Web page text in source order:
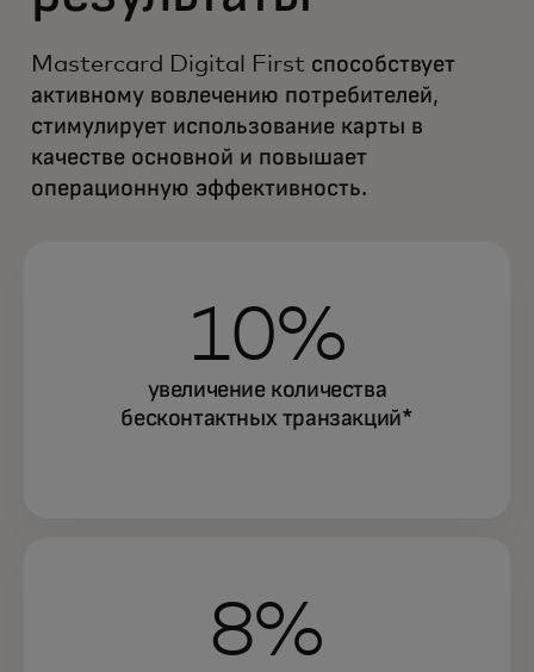
Mastercard Digital First способствует
активному вовлечению потребителей,
стимулирует использование карты в
качестве основной и повышает
операционную эффективность.
10%
увеличение количества
бесконтактных транзакций*
8%